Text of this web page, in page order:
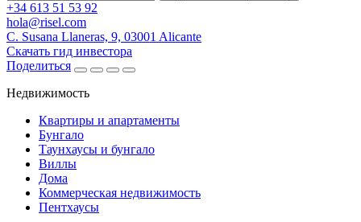
+34 613 51 53 92
hola@risel.com
C. Susana Llaneras, 9, 03001 Alicante
Скачать гид инвестора
Поделиться
Недвижимость
Квартиры и апартаменты
Бунгало
Таунхаусы и бунгало
Виллы
Дома
Коммерческая недвижимость
Пентхаусы